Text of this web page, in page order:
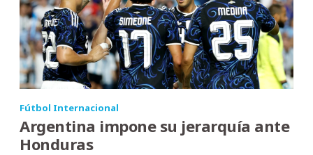
Fútbol Internacional
Argentina impone su jerarquía ante
Honduras